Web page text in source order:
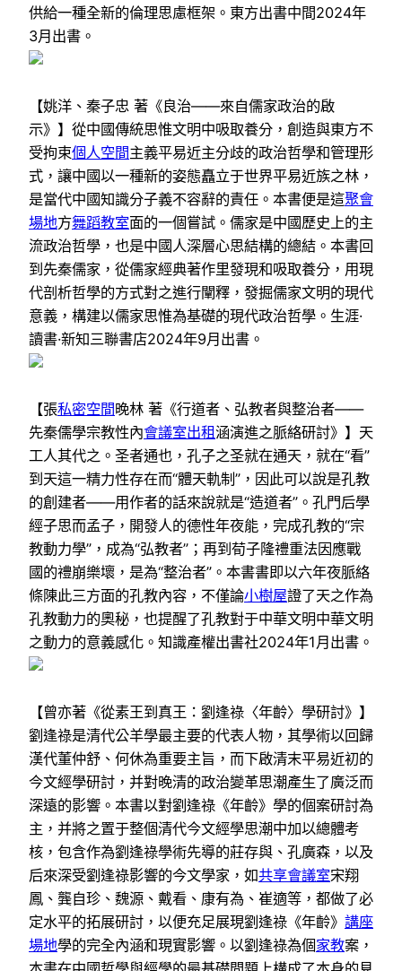
供給一種全新的倫理思慮框架。東方出書中間2024年
3月出書。
【姚洋、秦子忠 著《良治——來自儒家政治的啟
示》】從中國傳統思惟文明中吸取養分，創造與東方不
受拘束個人空間主義平易近主分歧的政治哲學和管理形
式，讓中國以一種新的姿態矗立于世界平易近族之林，
是當代中國知識分子義不容辭的責任。本書便是這聚會
場地方舞蹈教室面的一個嘗試。儒家是中國歷史上的主
流政治哲學，也是中國人深層心思結構的總結。本書回
到先秦儒家，從儒家經典著作里發現和吸取養分，用現
代剖析哲學的方式對之進行闡釋，發掘儒家文明的現代
意義，構建以儒家思惟為基礎的現代政治哲學。生涯·
讀書·新知三聯書店2024年9月出書。
【張私密空間晚林 著《行道者、弘教者與整治者——
先秦儒學宗教性內會議室出租涵演進之脈絡研討》】天
工人其代之。圣者通也，孔子之圣就在通天，就在“看”
到天這一精力性存在而“體天軌制”，因此可以說是孔教
的創建者——用作者的話來說就是“造道者”。孔門后學
經子思而孟子，開發人的德性年夜能，完成孔教的“宗
教動力學”，成為“弘教者”；再到荀子隆禮重法因應戰
國的禮崩樂壞，是為“整治者”。本書書即以六年夜脈絡
條陳此三方面的孔教內容，不僅論小樹屋證了天之作為
孔教動力的奧秘，也提醒了孔教對于中華文明中華文明
之動力的意義感化。知識產權出書社2024年1月出書。
【曾亦著《從素王到真王：劉逢祿〈年齡〉學研討》】
劉逢祿是清代公羊學最主要的代表人物，其學術以回歸
漢代董仲舒、何休為重要主旨，而下啟清末平易近初的
今文經學研討，并對晚清的政治變革思潮產生了廣泛而
深遠的影響。本書以對劉逢祿《年齡》學的個案研討為
主，并將之置于整個清代今文經學思潮中加以總體考
核，包含作為劉逢祿學術先導的莊存與、孔廣森，以及
后來深受劉逢祿影響的今文學家，如共享會議室宋翔
鳳、龔自珍、魏源、戴看、康有為、崔適等，都做了必
定水平的拓展研討，以便充足展現劉逢祿《年齡》 講座
場地學的完全內涵和現實影響。以劉逢祿為個家教案，